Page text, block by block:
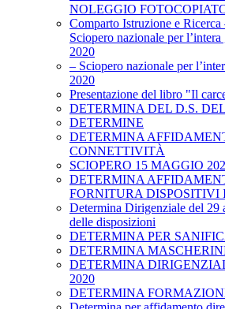
NOLEGGIO
Comparto Istruzione e Ricerca
Sciopero nazionale per
2020
– Sciopero nazionale per
2020
Presentazione del libro "Il
DETERMINA DEL D.S.
DETERMINE
DETERMINA
CONNETTIVITÀ
SCIOPERO 15 MAGGIO
DETERMINA
FORNITURA DISPOSITIVI
Determina Dirigenziale del 29
delle disposizioni
DETERMINA PER
DETERMINA
DETERMINA
2020
DETERMINA